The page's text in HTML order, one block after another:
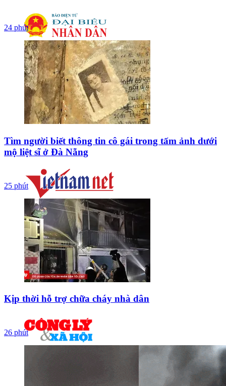
24 phút
Tìm người biết thông tin cô gái trong tấm ảnh dưới
mộ liệt sĩ ở Đà Nẵng
25 phút
Kịp thời hỗ trợ chữa cháy nhà dân
26 phút